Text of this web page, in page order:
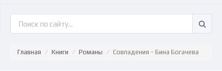
Главная Книги Романы Совпадения - Бина Богачева